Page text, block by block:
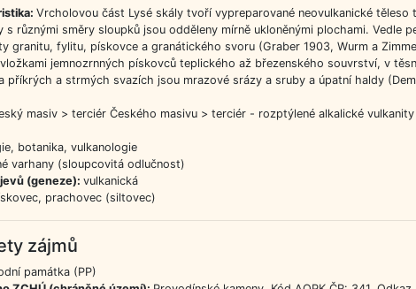
Vrcholovou část Lysé skály tvoří vypreparované neovulkanické těleso
s různými směry sloupků jsou odděleny mírně ukloněnými plochami. Vedle
granitu, fylitu, pískovce a granátického svoru (Graber 1903, Wurm a
jemnozrnných pískovců teplického až březenského souvrství, v
příkrých a strmých svazích jsou mrazové srázy a sruby a úpatní haldy
masiv > terciér Českého masivu > terciér - rozptýlené alkalické vulkanity
botanika, vulkanologie
varhany (sloupcovitá odlučnost)
(geneze): vulkanická
prachovec (siltovec)
zájmů
památka (PP)